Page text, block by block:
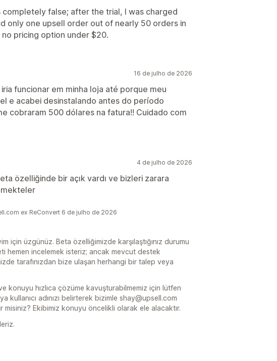
completely false; after the trial, I was charged
only one upsell order out of nearly 50 orders in
pricing option under $20.
16 de julho de 2026
funcionar em minha loja até porque meu
e acabei desinstalando antes do período
cobraram 500 dólares na fatura!! Cuidado com
4 de julho de 2026
özelliğinde bir açık vardı ve bizleri zarara
ex ReConvert 6 de julho de 2026
için üzgünüz. Beta özelliğimizde karşılaştığınız durumu
hemen incelemek isteriz; ancak mevcut destek
tarafınızdan bize ulaşan herhangi bir talep veya
konuyu hızlıca çözüme kavuşturabilmemiz için lütfen
kullanıcı adınızı belirterek bizimle shay@upsell.com
misiniz? Ekibimiz konuyu öncelikli olarak ele alacaktır.